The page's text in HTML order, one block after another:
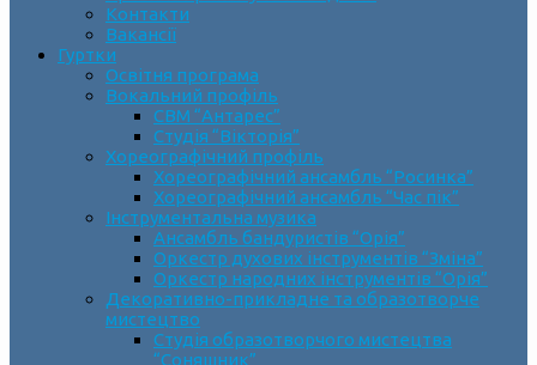
Контакти
Вакансії
Гуртки
Освітня програма
Вокальний профіль
СВМ “Антарес”
Студія “Вікторія”
Хореографічний профіль
Хореографічний ансамбль “Росинка”
Хореографічний ансамбль “Час пік”
Інструментальна музика
Ансамбль бандуристів “Орія”
Оркестр духових інструментів “Зміна”
Оркестр народних інструментів “Орія”
Декоративно-прикладне та образотворче
мистецтво
Cтудія образотворчого мистецтва
“Соняшник”